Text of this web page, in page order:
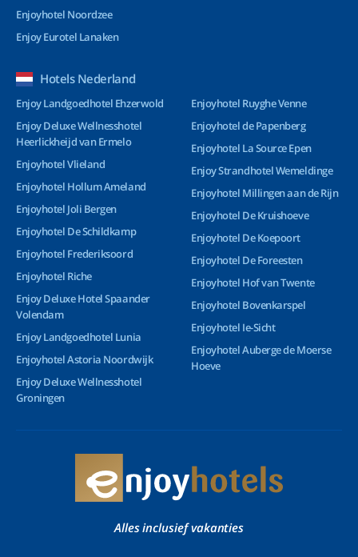
Enjoyhotel Noordzee
Enjoy Eurotel Lanaken
Hotels Nederland
Enjoy Landgoedhotel Ehzerwold
Enjoy Deluxe Wellnesshotel
Heerlickheijd van Ermelo
Enjoyhotel Vlieland
Enjoyhotel Hollum Ameland
Enjoyhotel Joli Bergen
Enjoyhotel De Schildkamp
Enjoyhotel Frederiksoord
Enjoyhotel Riche
Enjoy Deluxe Hotel Spaander
Volendam
Enjoy Landgoedhotel Lunia
Enjoyhotel Astoria Noordwijk
Enjoy Deluxe Wellnesshotel
Groningen
Enjoyhotel Ruyghe Venne
Enjoyhotel de Papenberg
Enjoyhotel La Source Epen
Enjoy Strandhotel Wemeldinge
Enjoyhotel Millingen aan de Rijn
Enjoyhotel De Kruishoeve
Enjoyhotel De Koepoort
Enjoyhotel De Foreesten
Enjoyhotel Hof van Twente
Enjoyhotel Bovenkarspel
Enjoyhotel Ie-Sicht
Enjoyhotel Auberge de Moerse
Hoeve
Alles inclusief vakanties